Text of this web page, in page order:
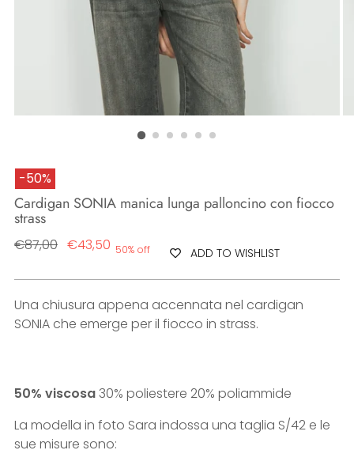
-50%
Cardigan SONIA manica lunga palloncino con fiocco
strass
Regular
€87,00 €43,50 50% off ADD TO WISHLIST
Una chiusura appena accennata nel cardigan
SONIA che emerge per il fiocco in strass.
50% viscosa30% poliestere 20% poliammide
La modella in foto Sara indossa una taglia S/42 e le
sue misure sono: